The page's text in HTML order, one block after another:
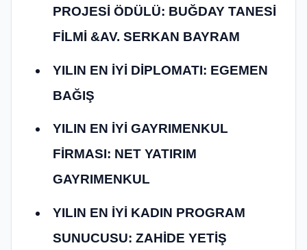
PROJESİ ÖDÜLÜ: BUĞDAY TANESİ
FİLMİ &AV. SERKAN BAYRAM
YILIN EN İYİ DİPLOMATI: EGEMEN
BAĞIŞ
YILIN EN İYİ GAYRIMENKUL
FİRMASI: NET YATIRIM
GAYRIMENKUL
YILIN EN İYİ KADIN PROGRAM
SUNUCUSU: ZAHİDE YETİŞ